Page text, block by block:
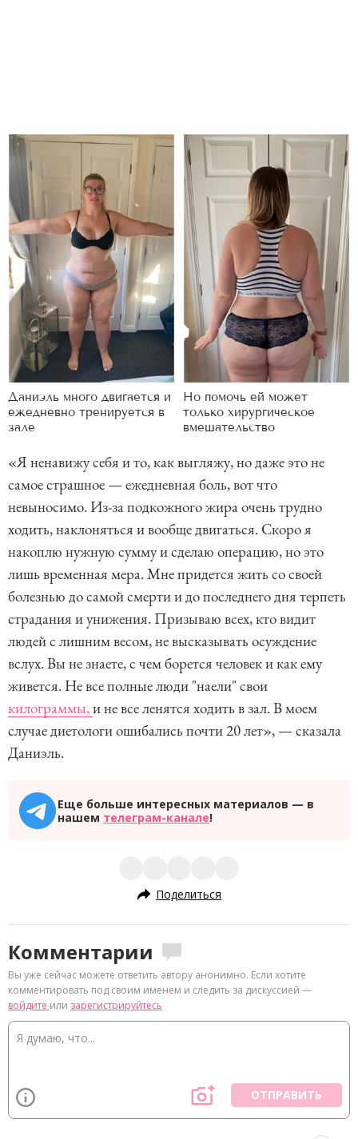
Даниэль много двигается и
ежедневно тренируется в
зале
Но помочь ей может
только хирургическое
вмешательство
«Я ненавижу себя и то, как выгляжу, но даже это не
самое страшное — ежедневная боль, вот что
невыносимо. Из-за подкожного жира очень трудно
ходить, наклоняться и вообще двигаться. Скоро я
накоплю нужную сумму и сделаю операцию, но это
лишь временная мера. Мне придется жить со своей
болезнью до самой смерти и до последнего дня терпеть
страдания и унижения. Призываю всех, кто видит
людей с лишним весом, не высказывать осуждение
вслух. Вы не знаете, с чем борется человек и как ему
живется. Не все полные люди "наели" свои
килограммы,и не все ленятся ходить в зал. В моем
случае диетологи ошибались почти 20 лет», — сказала
Даниэль.
Еще больше интересных материалов — в
нашем телеграм-канале!
Поделиться
Комментарии
Вы уже сейчас можете ответить автору анонимно. Если хотите
комментировать под своим именем и следить за дискуссией —
войдите или зарегистрируйтесь
ОТПРАВИТЬ